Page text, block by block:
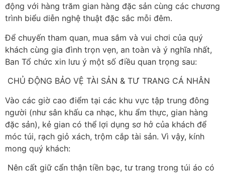
động với hàng trăm gian hàng đặc sản cùng các chương
trình biểu diễn nghệ thuật đặc sắc mỗi đêm.
​Để chuyến tham quan, mua sắm và vui chơi của quý
khách cùng gia đình trọn vẹn, an toàn và ý nghĩa nhất,
Ban Tổ chức xin lưu ý một số điều quan trọng sau:
​ CHỦ ĐỘNG BẢO VỆ TÀI SẢN & TƯ TRANG CÁ NHÂN
​Vào các giờ cao điểm tại các khu vực tập trung đông
người (như sân khấu ca nhạc, khu ẩm thực, gian hàng
đặc sản), kẻ gian có thể lợi dụng sơ hở của khách để
móc túi, rạch giỏ xách, trộm cắp tài sản. Vì vậy, kính
mong quý khách:
​ Nên cất giữ cẩn thận tiền bạc, tư trang trong túi áo có